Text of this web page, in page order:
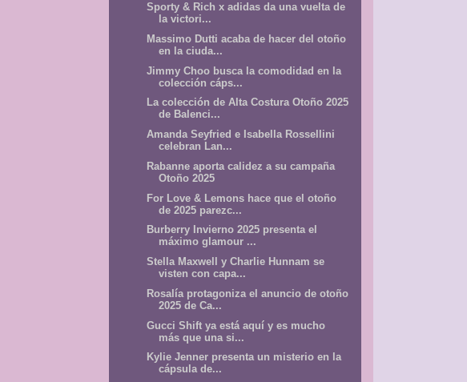
Sporty & Rich x adidas da una vuelta de
la victori...
Massimo Dutti acaba de hacer del otoño
en la ciuda...
Jimmy Choo busca la comodidad en la
colección cáps...
La colección de Alta Costura Otoño 2025
de Balenci...
Amanda Seyfried e Isabella Rossellini
celebran Lan...
Rabanne aporta calidez a su campaña
Otoño 2025
For Love & Lemons hace que el otoño
de 2025 parezc...
Burberry Invierno 2025 presenta el
máximo glamour ...
Stella Maxwell y Charlie Hunnam se
visten con capa...
Rosalía protagoniza el anuncio de otoño
2025 de Ca...
Gucci Shift ya está aquí y es mucho
más que una si...
Kylie Jenner presenta un misterio en la
cápsula de...